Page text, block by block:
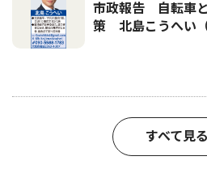
市政報告 自転車
策 北島こうへい（
すべて見る